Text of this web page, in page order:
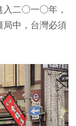
入二○一○年，
中，台灣必須